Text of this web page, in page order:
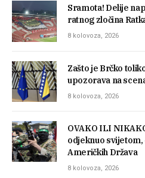
Sramota! Delije
ratnog zločina
8 kolovoza, 2026
Zašto je Brčko
upozorava na
8 kolovoza, 2026
OVAKO ILI
odjeknuo svijetom,
Američkih Država
8 kolovoza, 2026